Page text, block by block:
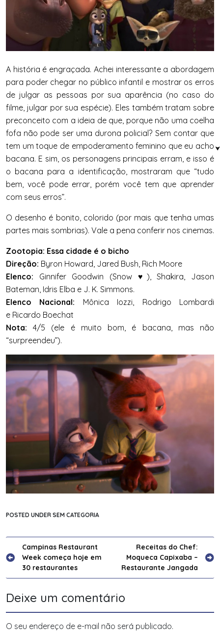
A história é engraçada. Achei interessante a abordagem
para poder chegar no público infantil e mostrar os erros
de julgar as pessoas por sua aparência (no caso do
filme, julgar por sua espécie). Eles também tratam sobre
preconceito com a ideia de que, porque não uma coelha
fofa não pode ser uma durona policial? Sem contar que
tem um toque de empoderamento feminino que eu acho
bacana. E sim, os personagens principais erram, e isso é
o bacana para a identificação, mostraram que “tudo
bem, você pode errar, porém você tem que aprender
com seus erros”.
O desenho é bonito, colorido (por mais que tenha umas
partes mais sombrias). Vale a pena conferir nos cinemas.
Zootopia: Essa cidade é o bicho
Direção: Byron Howard, Jared Bush, Rich Moore
Elenco: Ginnifer Goodwin (Snow ♥), Shakira, Jason
Bateman, Idris Elba e J. K. Simmons.
Elenco Nacional: Mônica Iozzi, Rodrigo Lombardi
e Ricardo Boechat
Nota: 4/5 (ele é muito bom, é bacana, mas não
“surpreendeu”).
POSTED UNDER SEM CATEGORIA
Navegação
de
Post
Campinas Restaurant
Week começa hoje em
30 restaurantes
Receitas do Chef:
Moqueca Capixaba –
Restaurante Jangada
Deixe um comentário
O seu endereço de e-mail não será publicado.